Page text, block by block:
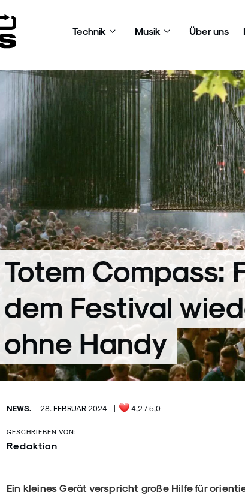
Technik Musik Über uns
Totem Compass:
dem Festival
ohne Handy
NEWS. 28. FEBRUAR 2024 | 4,2 / 5,0
GESCHRIEBEN VON:
Redaktion
Ein kleines Gerät verspricht große Hilfe für